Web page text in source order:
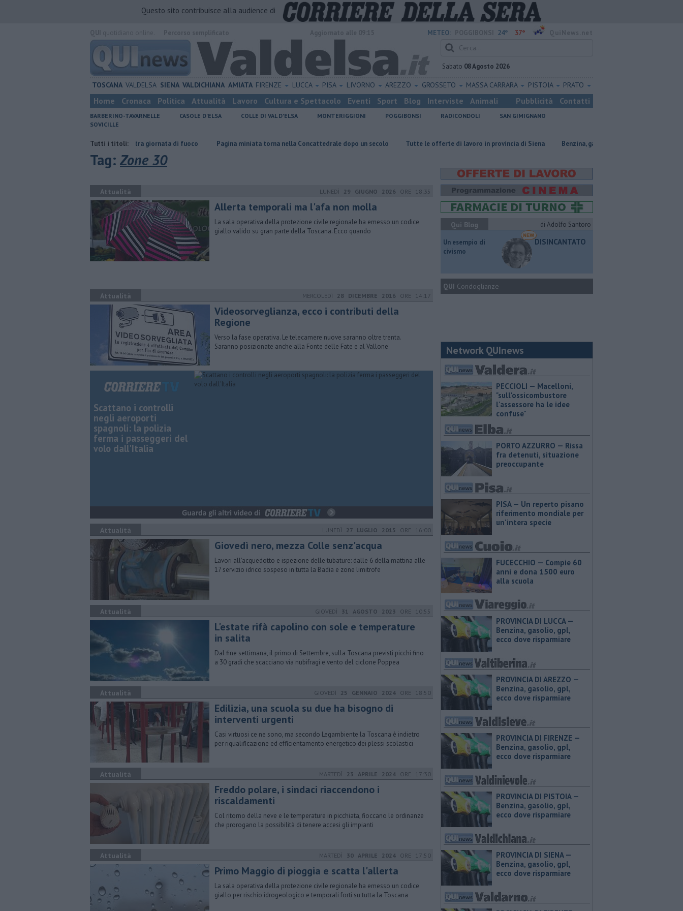
Questo sito contribuisce alla audience di
METEO: 24° 37°
Sabato 08 Agosto 2026
TOSCANA VALDELSA SIENA VALDICHIANA AMIATA FIRENZE LUCCA PISA LIVORNO AREZZO GROSSETO MASSA CARRARA PISTOIA PRATO
Home Cronaca Politica Attualità Lavoro Cultura e Spettacolo Eventi Sport Blog Interviste Animali Pubblicità Contatti
BARBERINO-TAVARNELLE CASOLE D'ELSA COLLE DI VAL D'ELSA MONTERIGGIONI POGGIBONSI RADICONDOLI
SAN GIMIGNANO
SOVICILLE
Tutti i titoli:
Incendi nei boschi, un'altra giornata di fuoco Pagina miniata torna nella Concattedrale dopo un secolo ​Tutte le offerte di lavoro in provincia di Siena ​Benzina, gasolio, gpl, ecco dove risparmiare
Tag: Zone 30
Attualità LUNEDÌ 29 GIUGNO 2026 ORE 18:35
Allerta temporali ma l'afa non molla
La sala operativa della protezione civile regionale ha emesso un codice
giallo valido su gran parte della Toscana. Ecco quando
Attualità MERCOLEDÌ 28 DICEMBRE 2016 ORE 14:17
Videosorveglianza, ecco i contributi della
Regione
Verso la fase operativa. Le telecamere nuove saranno oltre trenta.
Saranno posizionate anche alla Fonte delle Fate e al Vallone
Scattano i controlli
negli aeroporti
spagnoli: la polizia
ferma i passeggeri del
volo dall'Italia
Attualità LUNEDÌ 27 LUGLIO 2015 ORE 16:00
Giovedì nero, mezza Colle senz'acqua
Lavori all'acquedotto e ispezione delle tubature: dalle 6 della mattina alle
17 servizio idrico sospeso in tutta la Badia e zone limitrofe
Attualità GIOVEDÌ 31 AGOSTO 2023 ORE 10:55
L'estate rifà capolino con sole e temperature
in salita
Dal fine settimana, il primo di Settembre, sulla Toscana previsti picchi fino
a 30 gradi che scacciano via nubifragi e vento del ciclone Poppea
Attualità GIOVEDÌ 25 GENNAIO 2024 ORE 18:50
Edilizia, una scuola su due ha bisogno di
interventi urgenti
Casi virtuosi ce ne sono, ma secondo Legambiente la Toscana è indietro
per riqualificazione ed efficientamento energetico dei plessi scolastici
Attualità MARTEDÌ 23 APRILE 2024 ORE 17:30
Freddo polare, i sindaci riaccendono i
riscaldamenti
Col ritorno della neve e le temperature in picchiata, fioccano le ordinanze
che prorogano la possibilità di tenere accesi gli impianti
Attualità MARTEDÌ 30 APRILE 2024 ORE 17:50
Primo Maggio di pioggia e scatta l'allerta
La sala operativa della protezione civile regionale ha emesso un codice
giallo per rischio idrogeologico e temporali forti su tutta la Toscana
Qui Blog di Adolfo Santoro
​Un esempio di
civismo
DISINCANTATO
QUI Condoglianze
Network QUInews
PECCIOLI — Macelloni,
"sull'ossicombustore
l'assessore ha le idee
confuse"
PORTO AZZURRO — Rissa
fra detenuti, situazione
preoccupante
PISA — Un reperto pisano
riferimento mondiale per
un'intera specie
FUCECCHIO — Compie 60
anni e dona 1500 euro
alla scuola
PROVINCIA DI LUCCA — ​
Benzina, gasolio, gpl,
ecco dove risparmiare
PROVINCIA DI AREZZO — ​
Benzina, gasolio, gpl,
ecco dove risparmiare
PROVINCIA DI FIRENZE — ​
Benzina, gasolio, gpl,
ecco dove risparmiare
PROVINCIA DI PISTOIA — ​
Benzina, gasolio, gpl,
ecco dove risparmiare
PROVINCIA DI SIENA — ​
Benzina, gasolio, gpl,
ecco dove risparmiare